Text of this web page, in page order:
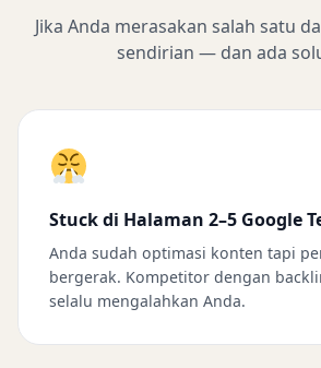
Jika Anda merasakan salah satu
sendirian — dan ada
Stuck di Halaman 2–5 Google
Anda sudah optimasi konten tapi
bergerak. Kompetitor dengan
selalu mengalahkan Anda.